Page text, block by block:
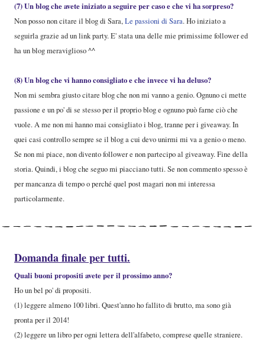
(7) Un blog che avete iniziato a seguire per caso e che vi ha sorpreso?
Non posso non citare il blog di Sara,Le passioni di Sara. Ho iniziato a
seguirla grazie ad un link party. E' stata una delle mie primissime follower ed
ha un blog meraviglioso ^^
(8) Un blog che vi hanno consigliato e che invece vi ha deluso?
Non mi sembra giusto citare blog che non mi vanno a genio. Ognuno ci mette
passione e un po' di se stesso per il proprio blog e ognuno può farne ciò che
vuole. A me non mi hanno mai consigliato i blog, tranne per i giveaway. In
quei casi controllo sempre se il blog a cui devo unirmi mi va a genio o meno.
Se non mi piace, non divento follower e non partecipo al giveaway. Fine della
storia. Quindi, i blog che seguo mi piacciano tutti. Se non commento spesso è
per mancanza di tempo o perché quel post magari non mi interessa
particolarmente.
Domanda finale per tutti.
Quali buoni propositi avete per il prossimo anno?
Ho un bel po' di propositi.
(1) leggere almeno 100 libri. Quest'anno ho fallito di brutto, ma sono già
pronta per il 2014!
(2) leggere un libro per ogni lettera dell'alfabeto, comprese quelle straniere.